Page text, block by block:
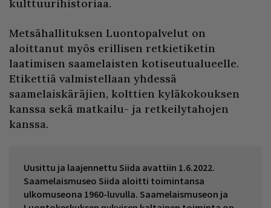
kulttuurihistoriaa.
Metsähallituksen Luontopalvelut on
aloittanut myös erillisen retkietiketin
laatimisen saamelaisten kotiseutualueelle.
Etikettiä valmistellaan yhdessä
saamelaiskäräjien, kolttien kyläkokouksen
kanssa sekä matkailu- ja retkeilytahojen
kanssa.
Uusittu ja laajennettu Siida avattiin 1.6.2022.
Saamelaismuseo Siida aloitti toimintansa
ulkomuseona 1960-luvulla. Saamelaismuseon ja